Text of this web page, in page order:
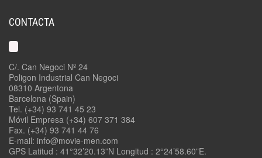
CONTACTA
C/. Can Negoci Nº 24
Poligon Industrial Can Negoci
08310 Argentona
Barcelona (Spain)
Tel. (+34) 93 741 45 23
Móvil Empresa (+34) 607 371 384
Fax. (+34) 93 741 44 76
E-mail: info@movie-men.com
GPS Latitud : 41°32’20.13”N Longitud : 2°24’58.60”E.